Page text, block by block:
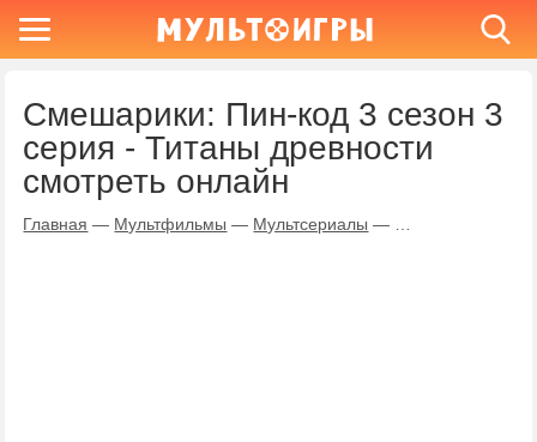
Смешарики: Пин-код 3 сезон 3
серия - Титаны древности
смотреть онлайн
Главная — Мультфильмы — Мультсериалы —